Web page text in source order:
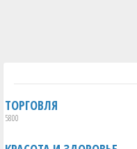
ТОРГОВЛЯ
5800